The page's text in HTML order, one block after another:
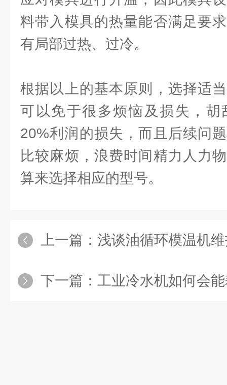
料带入模具的热量能否满足要
有局部过热、过冷。
根据以上的基本原则，选择适
可以免于很多烦恼及损失，胡
20%利润的损失，而且后续问
比较麻烦，浪费时间精力人力
算来选择相应的型号。
上一篇： 浅谈油循环模温机
下一篇： 工业冷水机如何会